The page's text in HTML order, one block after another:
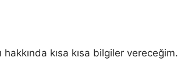
kısa kısa bilgiler vereceğim.